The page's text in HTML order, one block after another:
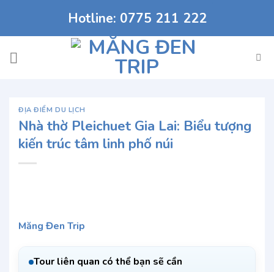
nội
dung
Hotline: 0775 211 222
ĐỊA ĐIỂM DU LỊCH
Nhà thờ Pleichuet Gia Lai: Biểu tượng
kiến trúc tâm linh phố núi
Măng Đen Trip
Tour liên quan có thể bạn sẽ cần